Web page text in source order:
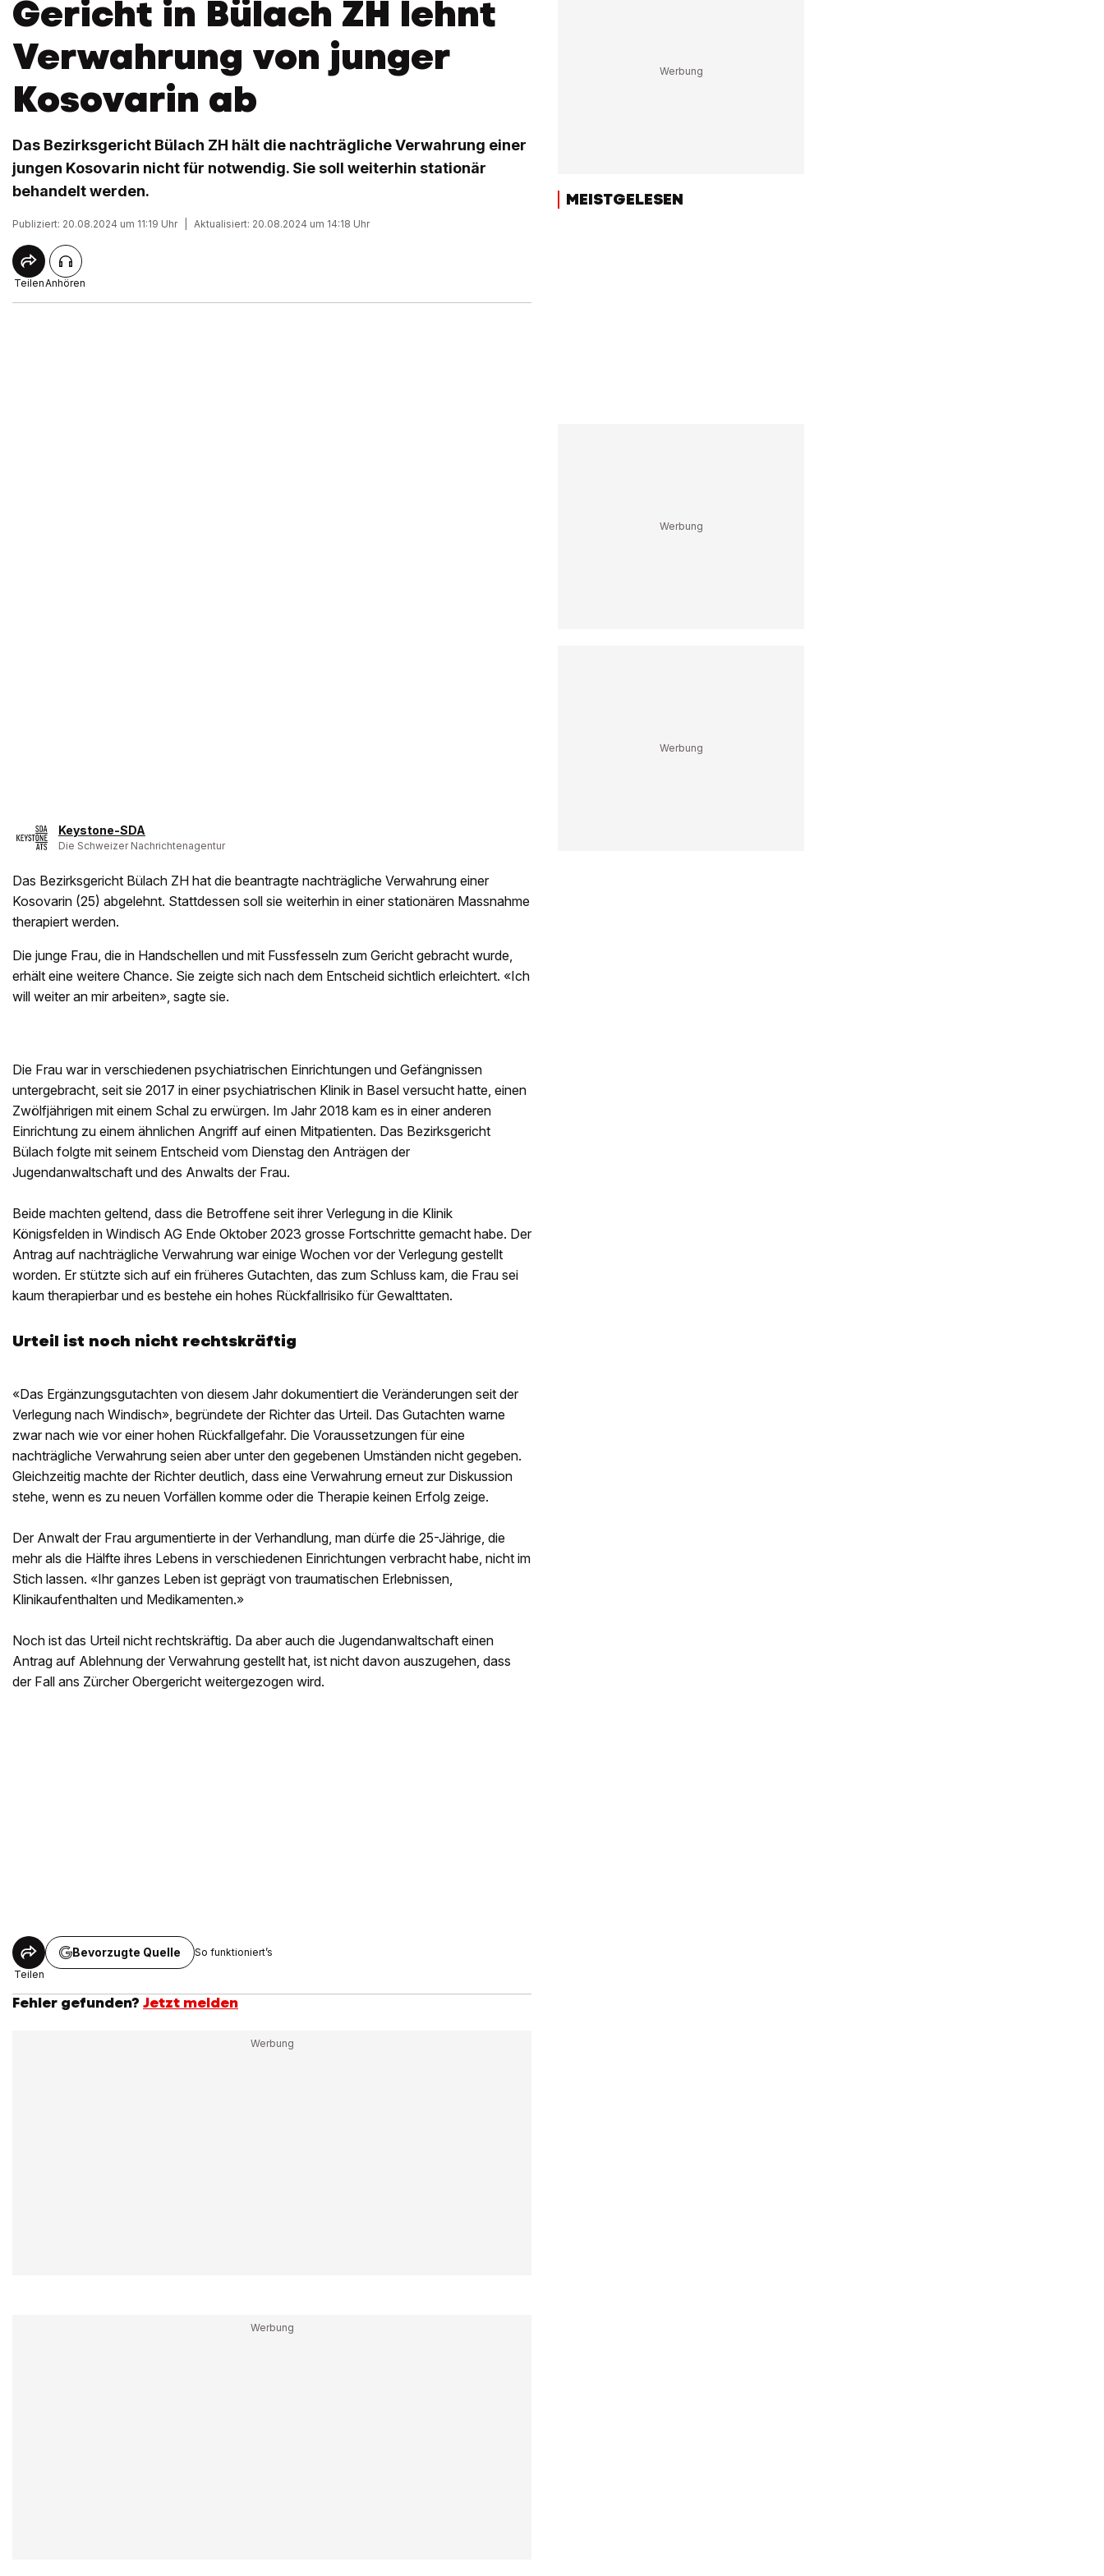
Gericht in Bülach ZH lehnt
Verwahrung von junger
Kosovarin ab
Das Bezirksgericht Bülach ZH hält die nachträgliche Verwahrung einer
jungen Kosovarin nicht für notwendig. Sie soll weiterhin stationär
behandelt werden.
Publiziert: 20.08.2024 um 11:19 Uhr Aktualisiert: 20.08.2024 um 14:18 Uhr
TeilenAnhören
Keystone-SDA
Die Schweizer Nachrichtenagentur
Das Bezirksgericht Bülach ZH hat die beantragte nachträgliche Verwahrung einer
Kosovarin (25) abgelehnt. Stattdessen soll sie weiterhin in einer stationären Massnahme
therapiert werden.
Die junge Frau, die in Handschellen und mit Fussfesseln zum Gericht gebracht wurde,
erhält eine weitere Chance. Sie zeigte sich nach dem Entscheid sichtlich erleichtert. «Ich
will weiter an mir arbeiten», sagte sie.
Die Frau war in verschiedenen psychiatrischen Einrichtungen und Gefängnissen
untergebracht, seit sie 2017 in einer psychiatrischen Klinik in Basel versucht hatte, einen
Zwölfjährigen mit einem Schal zu erwürgen. Im Jahr 2018 kam es in einer anderen
Einrichtung zu einem ähnlichen Angriff auf einen Mitpatienten. Das Bezirksgericht
Bülach folgte mit seinem Entscheid vom Dienstag den Anträgen der
Jugendanwaltschaft und des Anwalts der Frau.
Beide machten geltend, dass die Betroffene seit ihrer Verlegung in die Klinik
Königsfelden in Windisch AG Ende Oktober 2023 grosse Fortschritte gemacht habe. Der
Antrag auf nachträgliche Verwahrung war einige Wochen vor der Verlegung gestellt
worden. Er stützte sich auf ein früheres Gutachten, das zum Schluss kam, die Frau sei
kaum therapierbar und es bestehe ein hohes Rückfallrisiko für Gewalttaten.
Urteil ist noch nicht rechtskräftig
«Das Ergänzungsgutachten von diesem Jahr dokumentiert die Veränderungen seit der
Verlegung nach Windisch», begründete der Richter das Urteil. Das Gutachten warne
zwar nach wie vor einer hohen Rückfallgefahr. Die Voraussetzungen für eine
nachträgliche Verwahrung seien aber unter den gegebenen Umständen nicht gegeben.
Gleichzeitig machte der Richter deutlich, dass eine Verwahrung erneut zur Diskussion
stehe, wenn es zu neuen Vorfällen komme oder die Therapie keinen Erfolg zeige.
Der Anwalt der Frau argumentierte in der Verhandlung, man dürfe die 25-Jährige, die
mehr als die Hälfte ihres Lebens in verschiedenen Einrichtungen verbracht habe, nicht im
Stich lassen. «Ihr ganzes Leben ist geprägt von traumatischen Erlebnissen,
Klinikaufenthalten und Medikamenten.»
Noch ist das Urteil nicht rechtskräftig. Da aber auch die Jugendanwaltschaft einen
Antrag auf Ablehnung der Verwahrung gestellt hat, ist nicht davon auszugehen, dass
der Fall ans Zürcher Obergericht weitergezogen wird.
Teilen
Bevorzugte Quelle So funktioniert’s
Fehler gefunden? Jetzt melden
MEISTGELESEN